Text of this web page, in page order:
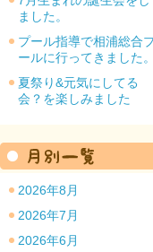
園のトップ
ました。
プール指導で相浦総合
ールに行ってきました。
夏祭り&元気にしてる
会？を楽しみました
2026年8月
2026年7月
2026年6月